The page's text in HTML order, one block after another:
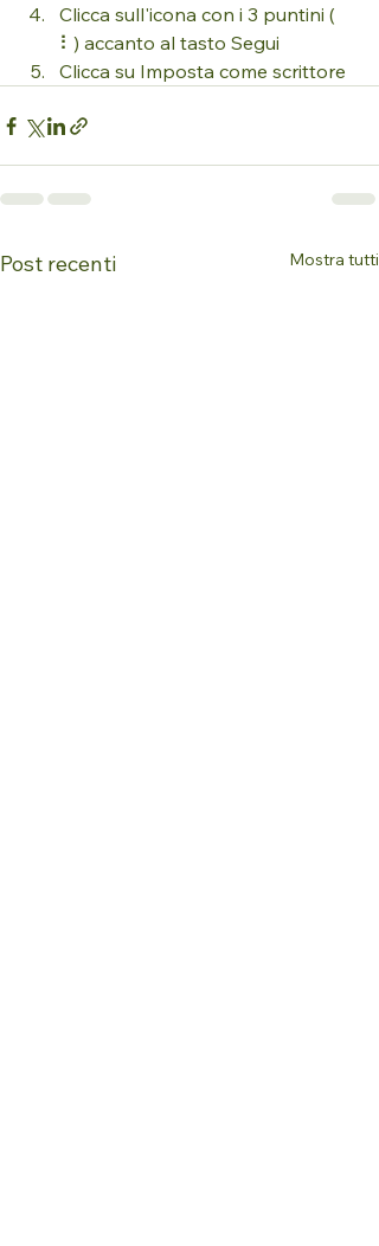
Clicca sull'icona con i 3 puntini (
⠇) accanto al tasto Segui
Clicca su Imposta come scrittore
Post recenti Mostra tutti